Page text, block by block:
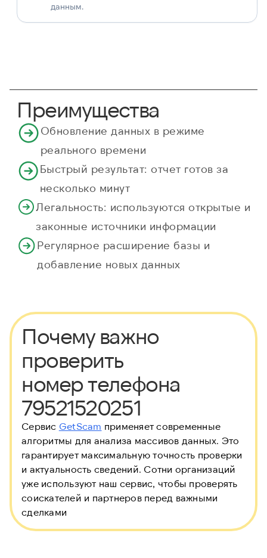
данным.
Преимущества
Обновление данных в режиме
реального времени
Быстрый результат: отчет готов за
несколько минут
Легальность: используются открытые и
законные источники информации
Регулярное расширение базы и
добавление новых данных
Почему важно
проверить
номер телефона
79521520251
Сервис GetScam применяет современные
алгоритмы для анализа массивов данных. Это
гарантирует максимальную точность проверки
и актуальность сведений. Сотни организаций
уже используют наш сервис, чтобы проверять
соискателей и партнеров перед важными
сделками